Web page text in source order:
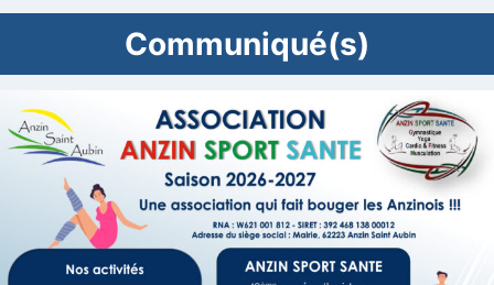
Communiqué(s)